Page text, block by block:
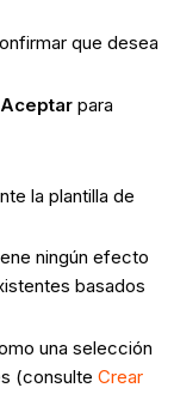
que desea
Aceptarpara
la plantilla de
ningún efecto
basados
una selección
(consulte Crear